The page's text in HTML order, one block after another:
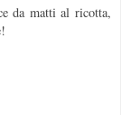
da matti al ricotta,